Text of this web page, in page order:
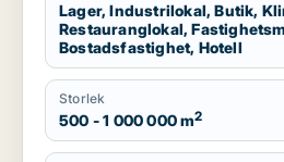
Lager, Industrilokal, Butik,
Restauranglokal,
Bostadsfastighet, Hotell
Storlek
500 - 1 000 000 m2